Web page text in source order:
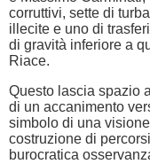
corruttivi, sette di
illecite e uno di
di gravità inferiore a
Riace.
Questo lascia spazio
di un accanimento
simbolo di una
costruzione di
burocratica